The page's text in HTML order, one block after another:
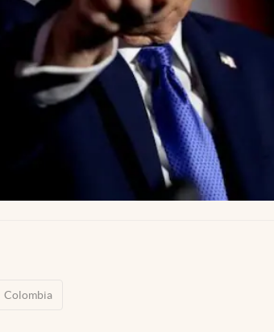
Colombia